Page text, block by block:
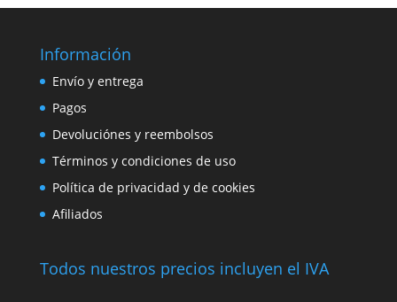
Información
Envío y entrega
Pagos
Devoluciónes y reembolsos
Términos y condiciones de uso
Política de privacidad y de cookies
Afiliados
Todos nuestros precios incluyen el IVA